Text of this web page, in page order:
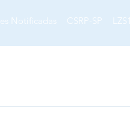
Notificadas CSRP-SP